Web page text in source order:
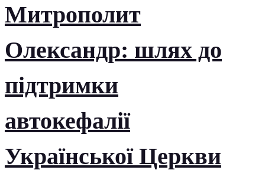
Митрополит
Олександр: шлях до
підтримки
автокефалії
Української Церкви